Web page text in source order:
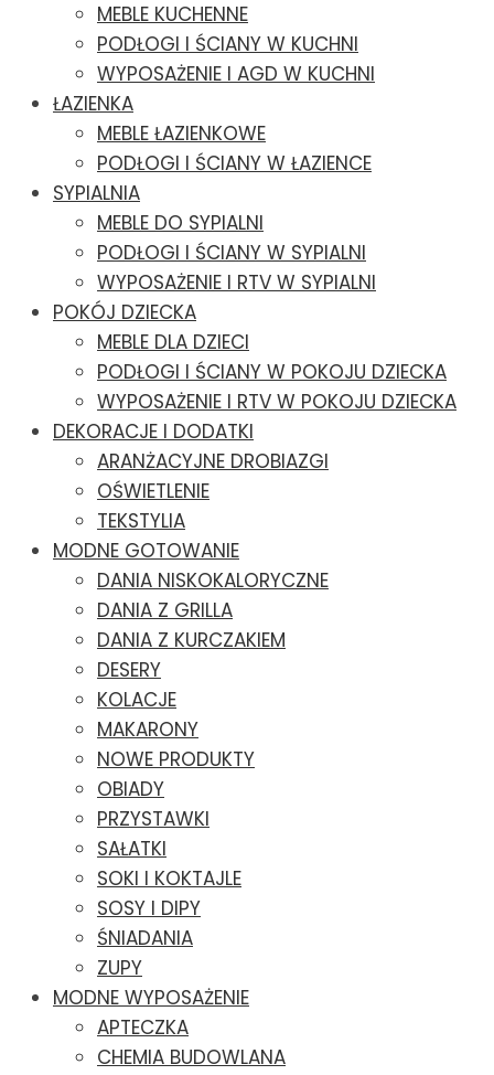
MEBLE KUCHENNE
PODŁOGI I ŚCIANY W KUCHNI
WYPOSAŻENIE I AGD W KUCHNI
ŁAZIENKA
MEBLE ŁAZIENKOWE
PODŁOGI I ŚCIANY W ŁAZIENCE
SYPIALNIA
MEBLE DO SYPIALNI
PODŁOGI I ŚCIANY W SYPIALNI
WYPOSAŻENIE I RTV W SYPIALNI
POKÓJ DZIECKA
MEBLE DLA DZIECI
PODŁOGI I ŚCIANY W POKOJU DZIECKA
WYPOSAŻENIE I RTV W POKOJU DZIECKA
DEKORACJE I DODATKI
ARANŻACYJNE DROBIAZGI
OŚWIETLENIE
TEKSTYLIA
MODNE GOTOWANIE
DANIA NISKOKALORYCZNE
DANIA Z GRILLA
DANIA Z KURCZAKIEM
DESERY
KOLACJE
MAKARONY
NOWE PRODUKTY
OBIADY
PRZYSTAWKI
SAŁATKI
SOKI I KOKTAJLE
SOSY I DIPY
ŚNIADANIA
ZUPY
MODNE WYPOSAŻENIE
APTECZKA
CHEMIA BUDOWLANA